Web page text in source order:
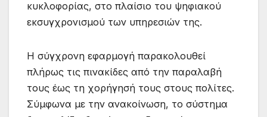
κυκλοφορίας, στο πλαίσιο του ψηφιακού
εκσυγχρονισμού των υπηρεσιών της.
Η σύγχρονη εφαρμογή παρακολουθεί
πλήρως τις πινακίδες από την παραλαβή
τους έως τη χορήγησή τους στους πολίτες.
Σύμφωνα με την ανακοίνωση, το σύστημα